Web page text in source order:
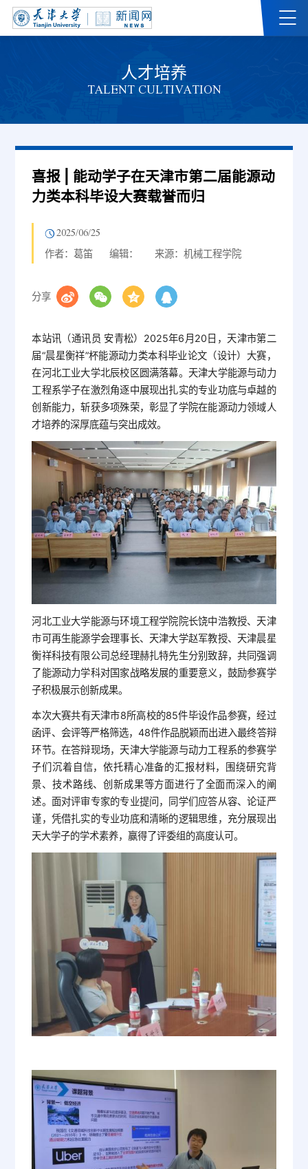
人才培养
TALENT CULTIVATION
喜报 | 能动学子在天津市第二届能源动
力类本科毕设大赛载誉而归
2025/06/25
作者：葛笛 编辑： 来源：机械工程学院
分享
本站讯（通讯员 安青松）2025年6月20日，天津市第二
届“晨星衡祥”杯能源动力类本科毕业论文（设计）大赛，
在河北工业大学北辰校区圆满落幕。天津大学能源与动力
工程系学子在激烈角逐中展现出扎实的专业功底与卓越的
创新能力，斩获多项殊荣，彰显了学院在能源动力领域人
才培养的深厚底蕴与突出成效。
河北工业大学能源与环境工程学院院长饶中浩教授、天津
市可再生能源学会理事长、天津大学赵军教授、天津晨星
衡祥科技有限公司总经理赫扎特先生分别致辞，共同强调
了能源动力学科对国家战略发展的重要意义，鼓励参赛学
子积极展示创新成果。
本次大赛共有天津市8所高校的85件毕设作品参赛，经过
函评、会评等严格筛选，48件作品脱颖而出进入最终答辩
环节。在答辩现场，天津大学能源与动力工程系的参赛学
子们沉着自信，依托精心准备的汇报材料，围绕研究背
景、技术路线、创新成果等方面进行了全面而深入的阐
述。面对评审专家的专业提问，同学们应答从容、论证严
谨，凭借扎实的专业功底和清晰的逻辑思维，充分展现出
天大学子的学术素养，赢得了评委组的高度认可。